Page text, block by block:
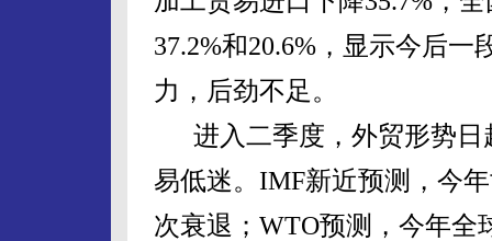
37.2%和20.6%，显示今后
力，后劲不足。
进入二季度，外贸形势日
易低迷。IMF新近预测，今
次衰退；WTO预测，今年全